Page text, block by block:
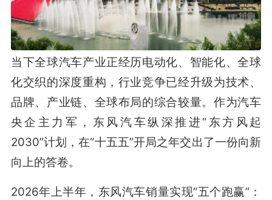
当下全球汽车产业正经历电动化、智能化、全球
化交织的深度重构，行业竞争已经升级为技术、
品牌、产业链、全球布局的综合较量。作为汽车
央企主力军，东风汽车纵深推进“东方风起
2030”计划，在“十五五”开局之年交出了一份向新
向上的答卷。
2026年上半年，东风汽车销量实现“五个跑赢”：